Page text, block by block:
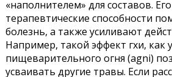
«наполнителем» для составов.
терапевтические способности
болезнь, а также усиливают
Например, такой эффект гхи, как
пищеварительного огня (agni)
усваивать другие травы. Если